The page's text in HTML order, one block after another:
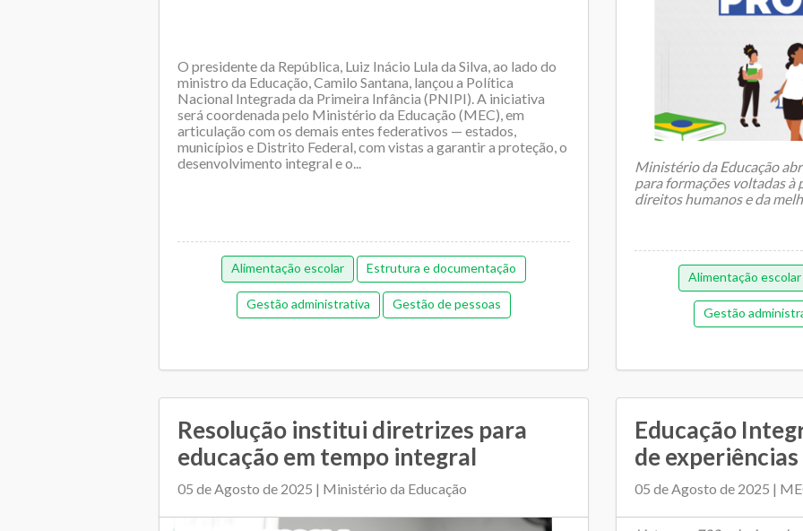
O presidente da República, Luiz Inácio Lula da Silva, ao lado do
ministro da Educação, Camilo Santana, lançou a Política
Nacional Integrada da Primeira Infância (PNIPI). A iniciativa
será coordenada pelo Ministério da Educação (MEC), em
articulação com os demais entes federativos — estados,
municípios e Distrito Federal, com vistas a garantir a proteção, o
desenvolvimento integral e o...
Alimentação escolar Estrutura e documentação
Gestão administrativa Gestão de pessoas
Orçamentária e Financeira Orçamentária e financeira (antiga)
Regime de colaboração Relacionamento entre SME e escolas
Transporte escolar
Ministério da Educação
para formações voltadas à
direitos humanos e da
Alimentação escolar
Gestão
Pedagógica
Regime de colaboração
Resolução institui diretrizes para
educação em tempo integral
05 de Agosto de 2025 | Ministério da Educação
Educação
de
05 de Agosto de 2025 |